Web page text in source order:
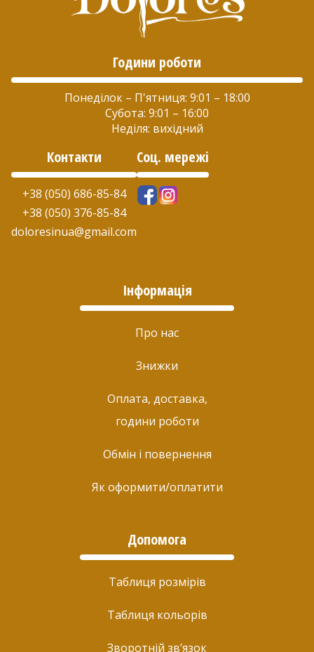
Години роботи
Понеділок – П'ятниця: 9:01 – 18:00
Субота: 9:01 – 16:00
Неділя: вихідний
Контакти
+38 (050) 686-85-84
+38 (050) 376-85-84
doloresinua@gmail.com
Соц. мережі
Інформація
Про нас
Знижки
Оплата, доставка,
години роботи
Обмін і повернення
Як оформити/оплатити
Допомога
Таблиця розмірів
Таблиця кольорів
Зворотній зв’язок